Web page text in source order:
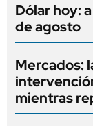
Dólar hoy:
de agosto
Mercados:
mientras